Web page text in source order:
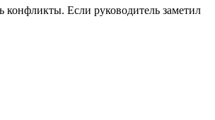
конфликты. Если руководитель заметил